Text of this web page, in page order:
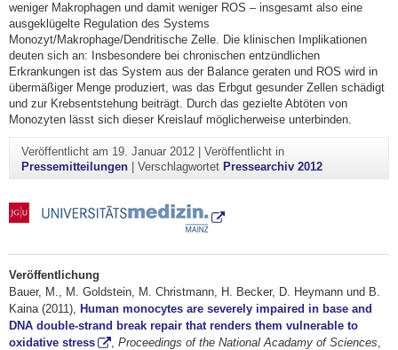
weniger Makrophagen und damit weniger ROS – insgesamt also eine
ausgeklügelte Regulation des Systems
Monozyt/Makrophage/Dendritische Zelle. Die klinischen Implikationen
deuten sich an: Insbesondere bei chronischen entzündlichen
Erkrankungen ist das System aus der Balance geraten und ROS wird in
übermäßiger Menge produziert, was das Erbgut gesunder Zellen schädigt
und zur Krebsentstehung beiträgt. Durch das gezielte Abtöten von
Monozyten lässt sich dieser Kreislauf möglicherweise unterbinden.
Veröffentlicht am 19. Januar 2012| Veröffentlicht in
Pressemitteilungen| Verschlagwortet Pressearchiv 2012
Veröffentlichung
Bauer, M., M. Goldstein, M. Christmann, H. Becker, D. Heymann und B.
Kaina (2011), Human monocytes are severely impaired in base and
DNA double-strand break repair that renders them vulnerable to
oxidative stress
, Proceedings of the National Acadamy of Sciences,